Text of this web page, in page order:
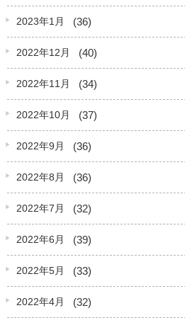
2023年1月 (36)
2022年12月 (40)
2022年11月 (34)
2022年10月 (37)
2022年9月 (36)
2022年8月 (36)
2022年7月 (32)
2022年6月 (39)
2022年5月 (33)
2022年4月 (32)